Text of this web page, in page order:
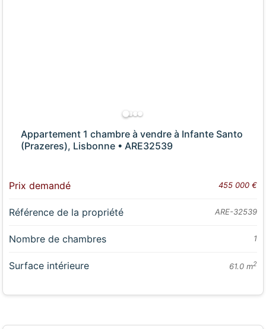
Appartement 1 chambre à vendre à Infante Santo
(Prazeres), Lisbonne • ARE32539
Prix demandé 455 000 €
Référence de la propriété ARE-32539
Nombre de chambres 1
Surface intérieure 61.0 m2